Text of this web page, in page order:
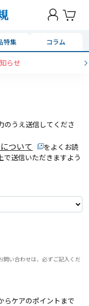
特集 コラム
らせ
のうえ送信してくださ
ついて
をよくお読
で送信いただきますよう
問い合わせは、必ずご記入くだ
ケアのポイントまで